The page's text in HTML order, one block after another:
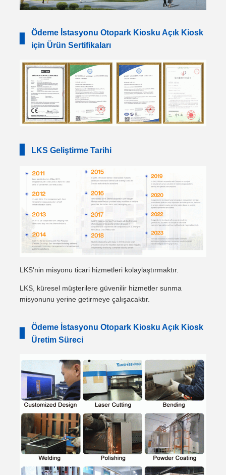
Ödeme İstasyonu Otopark Kiosku Açık Kiosk
için Ürün Sertifikaları
LKS Geliştirme Tarihi
LKS'nin misyonu ticari hizmetleri kolaylaştırmaktır.
LKS, küresel müşterilere güvenilir hizmetler sunma
misyonunu yerine getirmeye çalışacaktır.
Ödeme İstasyonu Otopark Kiosku Açık Kiosk
Üretim Süreci